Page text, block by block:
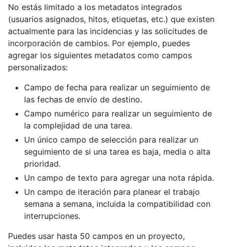
No estás limitado a los metadatos integrados
(usuarios asignados, hitos, etiquetas, etc.) que existen
actualmente para las incidencias y las solicitudes de
incorporación de cambios. Por ejemplo, puedes
agregar los siguientes metadatos como campos
personalizados:
Campo de fecha para realizar un seguimiento de
las fechas de envío de destino.
Campo numérico para realizar un seguimiento de
la complejidad de una tarea.
Un único campo de selección para realizar un
seguimiento de si una tarea es baja, media o alta
prioridad.
Un campo de texto para agregar una nota rápida.
Un campo de iteración para planear el trabajo
semana a semana, incluida la compatibilidad con
interrupciones.
Puedes usar hasta 50 campos en un proyecto,